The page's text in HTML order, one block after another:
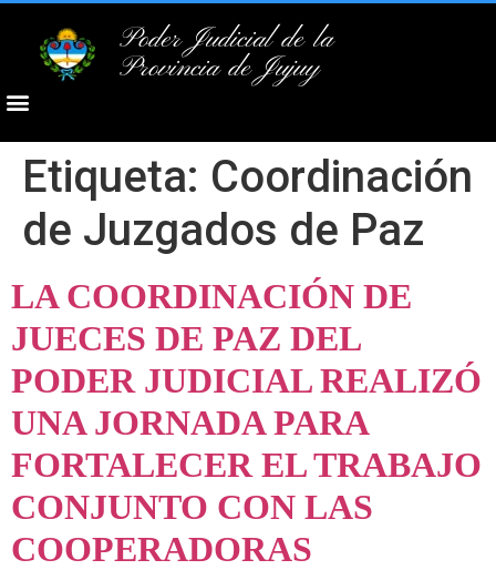
Poder Judicial de la
Provincia de Jujuy
Etiqueta: Coordinación
de Juzgados de Paz
LA COORDINACIÓN DE
JUECES DE PAZ DEL
PODER JUDICIAL REALIZÓ
UNA JORNADA PARA
FORTALECER EL TRABAJO
CONJUNTO CON LAS
COOPERADORAS